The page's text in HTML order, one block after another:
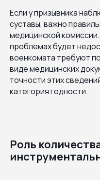
Если у призывника
суставы, важно
медицинской
проблемах будет
военкомата требуют
виде медицинских
точности этих
категория годности.
Роль